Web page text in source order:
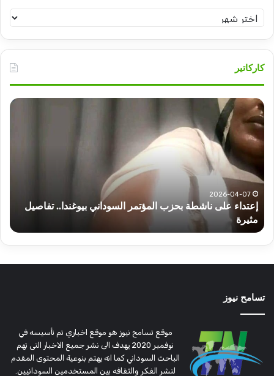
أرشيف
تسامح
كاركاتير
تفاصيل
أخبار
الثلاثاء
2025-07-01
تسامح نيوز
موقع تسامح نيوز هو موقع اخباري تم تأسيسه في
نوفمبر 2020 يهدف الى نشر جميع الاخبار التى تهم
الباحث السوداني كما انه يهتم بنوعية المحتوى المقدم
لنشر الفكر والثقافه بين المستخدمين السودانيين.